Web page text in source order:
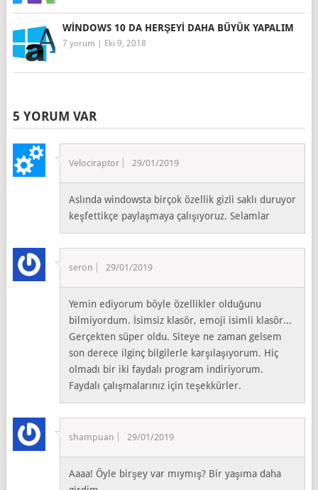
WINDOWS 10 DA HERŞEYI DAHA BÜYÜK YAPALIM
7 yorum Eki 9, 2018
5 YORUM VAR
Velociraptor 29/01/2019
Aslında windowsta birçok özellik gizli saklı duruyor
keşfettikçe paylaşmaya çalışıyoruz. Selamlar
seron 29/01/2019
Yemin ediyorum böyle özellikler olduğunu
bilmiyordum. İsimsiz klasör, emoji isimli klasör...
Gerçekten süper oldu. Siteye ne zaman gelsem
son derece ilginç bilgilerle karşılaşıyorum. Hiç
olmadı bir iki faydalı program indiriyorum.
Faydalı çalışmalarınız için teşekkürler.
shampuan 29/01/2019
Aaaa! Öyle birşey var mıymış? Bir yaşıma daha